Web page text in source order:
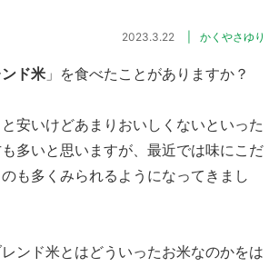
2023.3.22 かくやさゆり
ド米 」を食べたことがありますか？
安いけどあまりおいしくないといった
多いと思いますが、最近では味にこだ
も多くみられるようになってきまし
ンド米とはどういったお米なのかをは